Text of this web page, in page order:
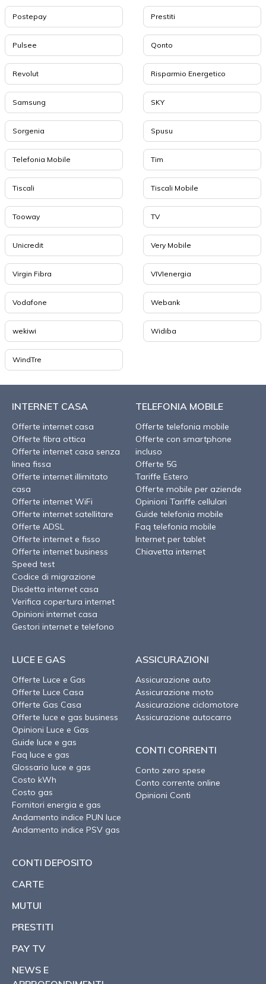
Postepay Prestiti
Pulsee Qonto
Revolut Risparmio Energetico
Samsung SKY
Sorgenia Spusu
Telefonia Mobile Tim
Tiscali Tiscali Mobile
Tooway TV
Unicredit Very Mobile
Virgin Fibra VIVIenergia
Vodafone Webank
wekiwi Widiba
WindTre
INTERNET CASA
Offerte internet casa
Offerte fibra ottica
Offerte internet casa senza
linea fissa
Offerte internet illimitato
casa
Offerte internet WiFi
Offerte internet satellitare
Offerte ADSL
Offerte internet e fisso
Offerte internet business
Speed test
Codice di migrazione
Disdetta internet casa
Verifica copertura internet
Opinioni internet casa
Gestori internet e telefono
TELEFONIA MOBILE
Offerte telefonia mobile
Offerte con smartphone
incluso
Offerte 5G
Tariffe Estero
Offerte mobile per aziende
Opinioni Tariffe cellulari
Guide telefonia mobile
Faq telefonia mobile
Internet per tablet
Chiavetta internet
LUCE E GAS
Offerte Luce e Gas
Offerte Luce Casa
Offerte Gas Casa
Offerte luce e gas business
Opinioni Luce e Gas
Guide luce e gas
Faq luce e gas
Glossario luce e gas
Costo kWh
Costo gas
Fornitori energia e gas
Andamento indice PUN luce
Andamento indice PSV gas
ASSICURAZIONI
Assicurazione auto
Assicurazione moto
Assicurazione ciclomotore
Assicurazione autocarro
CONTI CORRENTI
Conto zero spese
Conto corrente online
Opinioni Conti
CONTI DEPOSITO
CARTE
MUTUI
PRESTITI
PAY TV
NEWS E